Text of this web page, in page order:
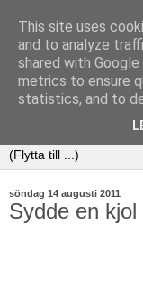
söndag 14 augusti 2011
Sydde en kjol
This site uses
and to analyze
shared with
metrics to ensure
statistics, and to